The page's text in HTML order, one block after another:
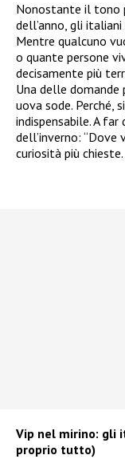
Nonostante il tono
dell’anno, gli
Mentre qualcuno
o quante persone
decisamente più
Una delle
uova sode. Perché,
indispensabile. A
dell’inverno: “Dove
curiosità più chieste.
Vip nel mirino: gli
proprio tutto)